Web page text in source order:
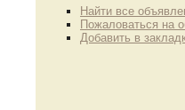
Найти все
Пожаловаться на
Добавить в